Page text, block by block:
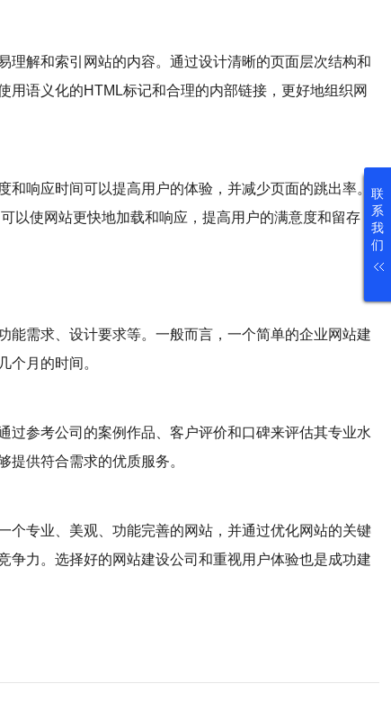
联
系
我
们
理解和索引网站的内容。通过设计清晰的页面层次结构和
语义化的HTML标记和合理的内部链接，更好地组织网
和响应时间可以提高用户的体验，并减少页面的跳出率。
以使网站更快地加载和响应，提高用户的满意度和留存
能需求、设计要求等。一般而言，一个简单的企业网站建
个月的时间。
过参考公司的案例作品、客户评价和口碑来评估其专业水
提供符合需求的优质服务。
个专业、美观、功能完善的网站，并通过优化网站的关键
争力。选择好的网站建设公司和重视用户体验也是成功建